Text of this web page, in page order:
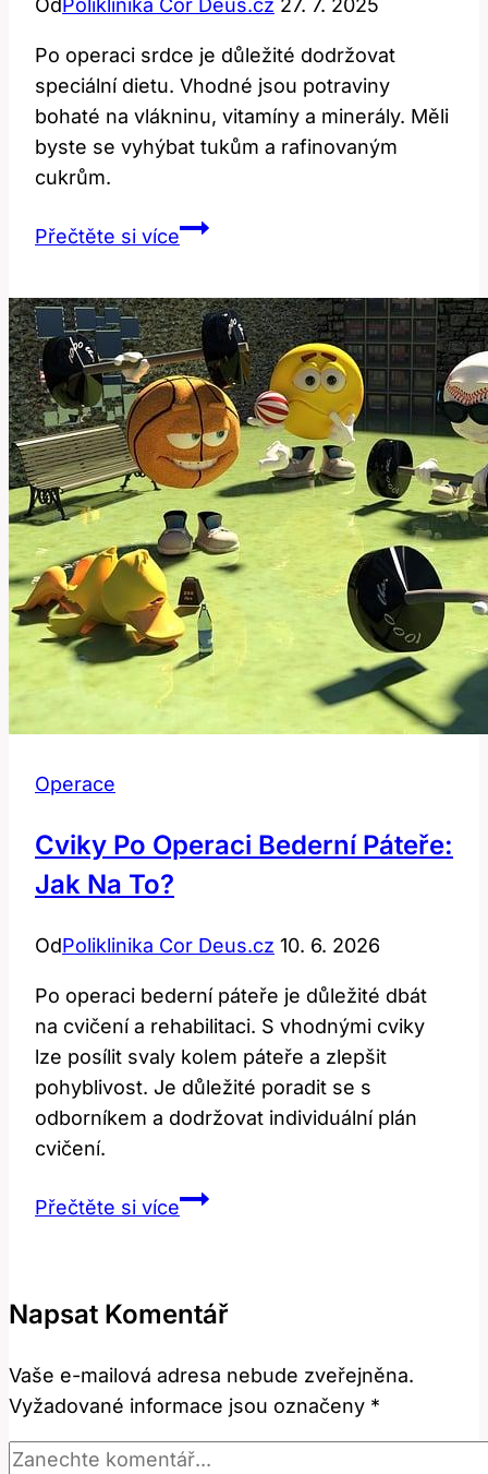
OdPoliklinika Cor Deus.cz 27. 7. 2025
Po operaci srdce je důležité dodržovat
speciální dietu. Vhodné jsou potraviny
bohaté na vlákninu, vitamíny a minerály. Měli
byste se vyhýbat tukům a rafinovaným
cukrům.
Přečtěte si víceDieta
srdce:
Jaké
potraviny
jsou
vhodné?
Operace
Cviky Po Operaci Bederní Páteře:
Jak Na To?
OdPoliklinika Cor Deus.cz 10. 6. 2026
Po operaci bederní páteře je důležité dbát
na cvičení a rehabilitaci. S vhodnými cviky
lze posílit svaly kolem páteře a zlepšit
pohyblivost. Je důležité poradit se s
odborníkem a dodržovat individuální plán
cvičení.
Přečtěte si víceCviky
páteře:
na
to?
Napsat Komentář
Vaše e-mailová adresa nebude zveřejněna.
Vyžadované informace jsou označeny *